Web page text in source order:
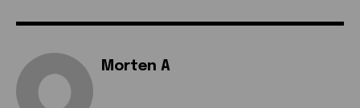
Morten A